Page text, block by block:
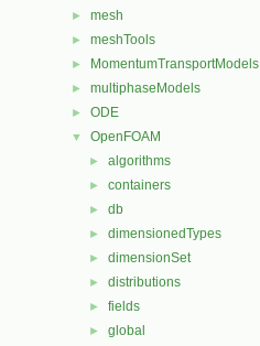
► mesh
► meshTools
► MomentumTransportModels
► multiphaseModels
► ODE
▼ OpenFOAM
► algorithms
► containers
► db
► dimensionedTypes
► dimensionSet
► distributions
► fields
► global